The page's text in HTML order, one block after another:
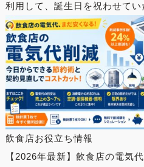
利用して、誕生日を祝わせて
飲食店お役立ち情報
【2026年最新】飲食店の電気